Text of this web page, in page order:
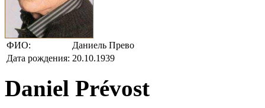
ФИО:
Даниель Прево
Дата рождения: 20.10.1939
Daniel Prévost